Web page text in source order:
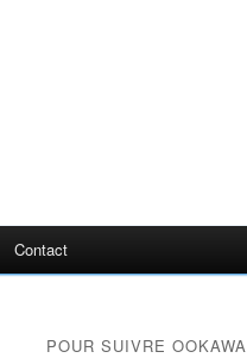
Contact
POUR SUIVRE OOKAWA